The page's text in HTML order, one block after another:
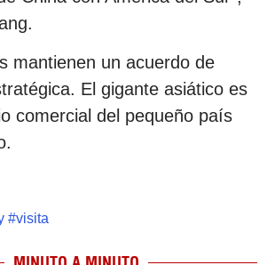
mantienen un acuerdo de
El gigante asiático es
comercial del pequeño país
#visita